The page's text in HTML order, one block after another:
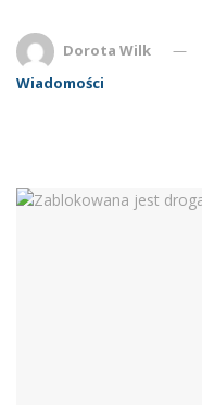
Dorota Wilk
Wiadomości